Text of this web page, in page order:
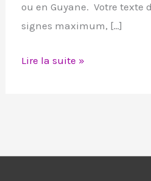
ou en Guyane. Votre texte
signes maximum, […]
Lire la suite »